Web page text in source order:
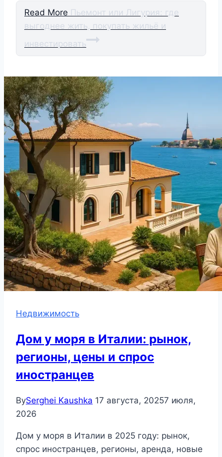
Read More Пьемонт или Лигурия: где
выгоднее жить, покупать жильё и
инвестировать
Недвижимость
Дом у моря в Италии: рынок,
регионы, цены и спрос
иностранцев
BySerghei Kaushka 17 августа, 20257 июля,
2026
Дом у моря в Италии в 2025 году: рынок,
спрос иностранцев, регионы, аренда, новые